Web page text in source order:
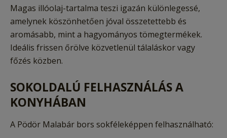
Magas illóolaj-tartalma teszi igazán különlegessé,
amelynek köszönhetően jóval összetettebb és
aromásabb, mint a hagyományos tömegtermékek.
Ideális frissen őrölve közvetlenül tálaláskor vagy
főzés közben.
SOKOLDALÚ FELHASZNÁLÁS A
KONYHÁBAN
A Pödör Malabár bors sokféleképpen felhasználható: